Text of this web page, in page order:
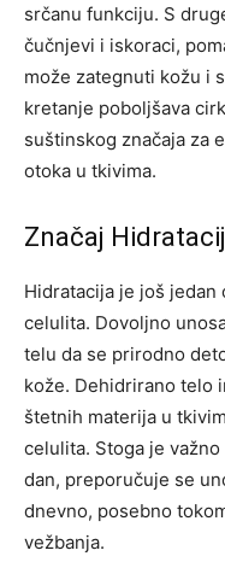
srčanu funkciju. S
čučnjevi i iskoraci,
može zategnuti kožu i
kretanje poboljšava
suštinskog značaja za
otoka u tkivima.
Značaj
Hidratacija je još
celulita. Dovoljno
telu da se prirodno
kože. Dehidrirano telo
štetnih materija u
celulita. Stoga je
dan, preporučuje se
dnevno, posebno
vežbanja.